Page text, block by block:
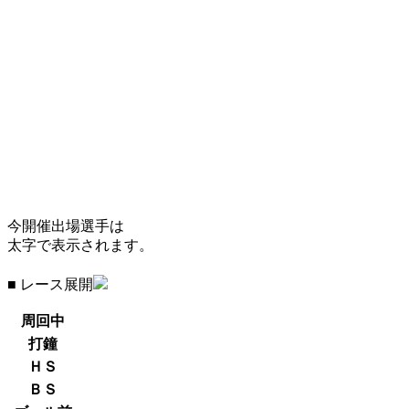
今開催出場選手は
太字で表示されます。
■ レース展開
周回中
打鐘
ＨＳ
ＢＳ